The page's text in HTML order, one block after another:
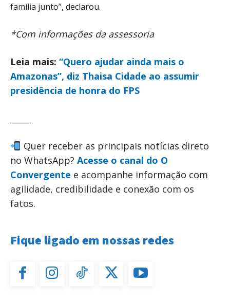
família junto”, declarou.
*Com informações da assessoria
Leia mais: “Quero ajudar ainda mais o
Amazonas”, diz Thaisa Cidade ao assumir
presidência de honra do FPS
Quer receber as principais notícias direto
no WhatsApp? Acesse o canal do O
Convergente e acompanhe informação com
agilidade, credibilidade e conexão com os
fatos.
Fique ligado em nossas redes